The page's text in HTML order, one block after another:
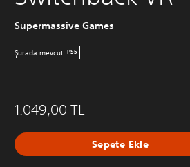
Supermassive Games
Şurada mevcut PS5
1.049,00 TL
Sepete Ekle